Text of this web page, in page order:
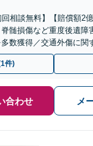
回相談無料】【賠償額2
髄損傷など重度後遺障
数獲得／交通外傷に関
応可【土日祝・夜間対
件)
合わせ メ